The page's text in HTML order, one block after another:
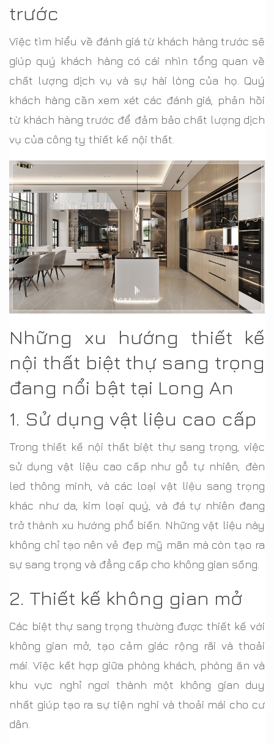
trước
Việc tìm hiểu về đánh giá từ khách hàng trước sẽ
giúp quý khách hàng có cái nhìn tổng quan về
chất lượng dịch vụ và sự hài lòng của họ. Quý
khách hàng cần xem xét các đánh giá, phản hồi
từ khách hàng trước để đảm bảo chất lượng dịch
vụ của công ty thiết kế nội thất.
Những xu hướng thiết kế
nội thất biệt thự sang trọng
đang nổi bật tại Long An
1. Sử dụng vật liệu cao cấp
Trong thiết kế nội thất biệt thự sang trọng, việc
sử dụng vật liệu cao cấp như gỗ tự nhiên, đèn
led thông minh, và các loại vật liệu sang trọng
khác như da, kim loại quý, và đá tự nhiên đang
trở thành xu hướng phổ biến. Những vật liệu này
không chỉ tạo nên vẻ đẹp mỹ mãn mà còn tạo ra
sự sang trọng và đẳng cấp cho không gian sống.
2. Thiết kế không gian mở
Các biệt thự sang trọng thường được thiết kế với
không gian mở, tạo cảm giác rộng rãi và thoải
mái. Việc kết hợp giữa phòng khách, phòng ăn và
khu vực nghỉ ngơi thành một không gian duy
nhất giúp tạo ra sự tiện nghi và thoải mái cho cư
dân.